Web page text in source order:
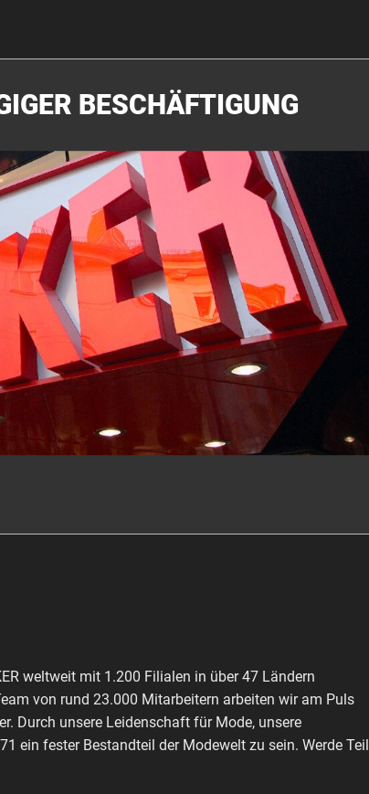
BESCHÄFTIGUNG
weltweit mit 1.200 Filialen in über 47 Ländern
von rund 23.000 Mitarbeitern arbeiten wir am Puls
Durch unsere Leidenschaft für Mode, unsere
ein fester Bestandteil der Modewelt zu sein. Werde Teil